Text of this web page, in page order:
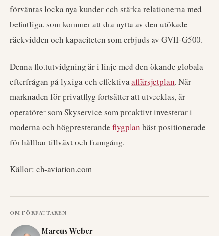
förväntas locka nya kunder och stärka relationerna med
befintliga, som kommer att dra nytta av den utökade
räckvidden och kapaciteten som erbjuds av GVII-G500.
Denna flottutvidgning är i linje med den ökande globala
efterfrågan på lyxiga och effektivaaffärsjetplan. När
marknaden för privatflyg fortsätter att utvecklas, är
operatörer som Skyservice som proaktivt investerar i
moderna och högpresterande flygplan bäst positionerade
för hållbar tillväxt och framgång.
Källor: ch-aviation.com
OM FÖRFATTAREN
Marcus Weber